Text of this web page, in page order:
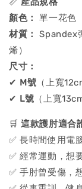
顏色：
單一花色
材質：
Spandex
烯）
尺寸：
✔ M號 （上寬
✔ L號 （上寬
🛒這款護肘適合
✅ 長時間使用電
✅ 經常運動，想
✅ 手肘曾受傷，